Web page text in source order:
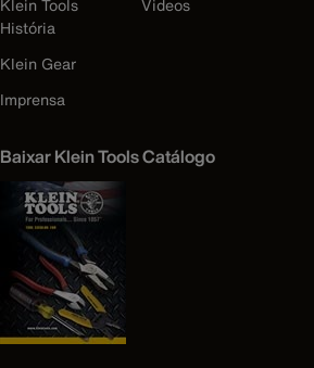
Klein Tools
História
Klein Gear
Imprensa
Videos
Baixar Klein Tools Catálogo